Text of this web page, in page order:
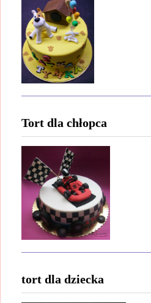
Tort dla chłopca
tort dla dziecka